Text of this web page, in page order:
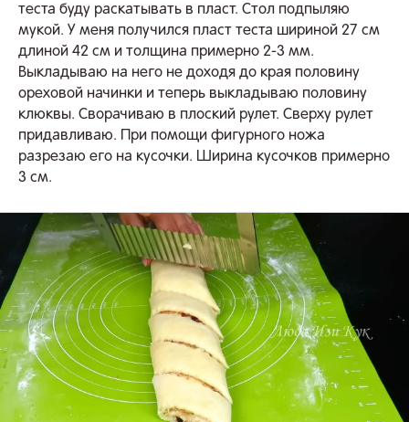
теста буду раскатывать в пласт. Стол подпыляю
мукой. У меня получился пласт теста шириной 27 см
длиной 42 см и толщина примерно 2-3 мм.
Выкладываю на него не доходя до края половину
ореховой начинки и теперь выкладываю половину
клюквы. Сворачиваю в плоский рулет. Сверху рулет
придавливаю. При помощи фигурного ножа
разрезаю его на кусочки. Ширина кусочков примерно
3 см.